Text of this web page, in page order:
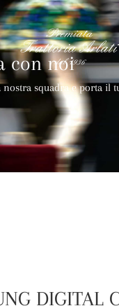
con noi
squadra e porta il
DIGITAL